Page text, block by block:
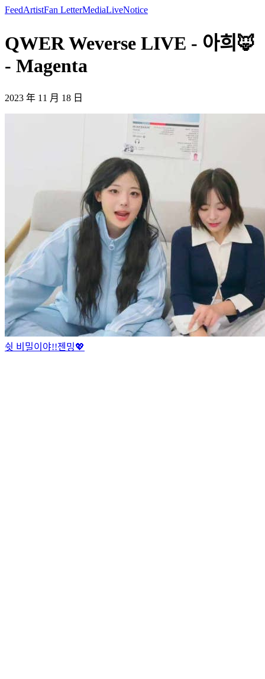
FeedArtistFan LetterMediaLiveNotice
QWER Weverse LIVE - 아희🦊
- Magenta
2023 年 11 月 18 日
쉿 비밀이야!!젠밍💖